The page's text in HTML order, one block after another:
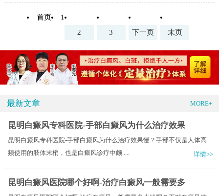
首页
1
2
3 下一页 末页
最新文章 MORE+
昆明白癜风专科医院-手部白癜风为什么治疗效果
昆明白癜风专科医院-手部白癜风为什么治疗效果慢？手部不仅是人体高
频使用的肢体末梢，也是白癜风诊疗中颇.....
详情>>
昆明白癜风医院哪个好啊-治疗白癜风一般需要多